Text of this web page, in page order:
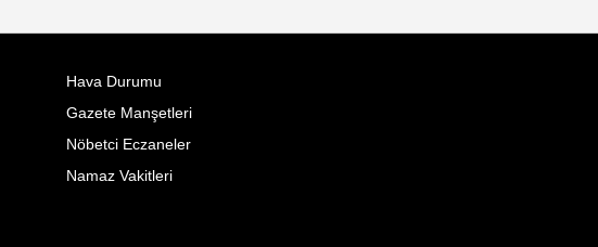
Hava Durumu
Gazete Manşetleri
Nöbetci Eczaneler
Namaz Vakitleri